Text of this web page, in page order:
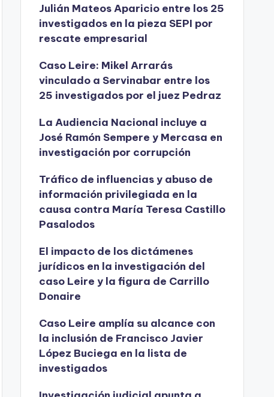
Julián Mateos Aparicio entre los 25
investigados en la pieza SEPI por
rescate empresarial
Caso Leire: Mikel Arrarás
vinculado a Servinabar entre los
25 investigados por el juez Pedraz
La Audiencia Nacional incluye a
José Ramón Sempere y Mercasa en
investigación por corrupción
Tráfico de influencias y abuso de
información privilegiada en la
causa contra María Teresa Castillo
Pasalodos
El impacto de los dictámenes
jurídicos en la investigación del
caso Leire y la figura de Carrillo
Donaire
Caso Leire amplía su alcance con
la inclusión de Francisco Javier
López Buciega en la lista de
investigados